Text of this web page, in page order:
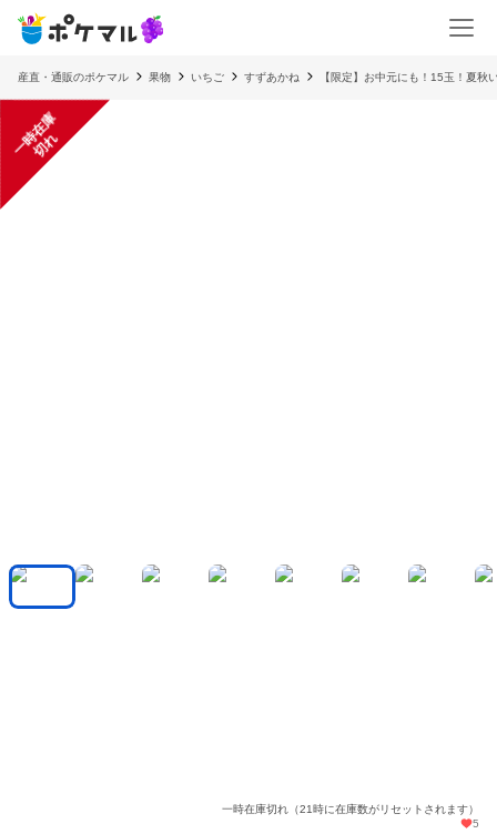
産直・通販のポケマル 果物 いちご すずあかね 【限定】お中元にも！15玉！
一
時
在
庫
切
れ
一時在庫切れ（21時に在庫数がリセットされます）
5